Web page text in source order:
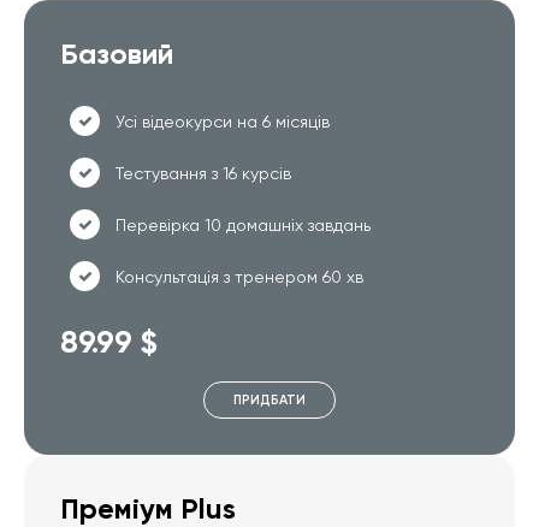
Базовий
Усі відеокурси на 6 місяців
Тестування з 16 курсів
Перевірка 10 домашніх завдань
Консультація з тренером 60 хв
89.99 $
ПРИДБАТИ
Преміум Plus